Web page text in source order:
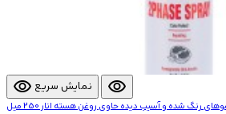
visibility نمایش سریع visibility
رنگ شده و آسیب دیده حاوی روغن هسته انار 250 میل